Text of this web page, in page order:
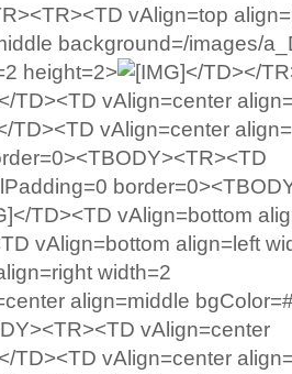
vAlign=top
background=/images/
height=2>
</TD></
TD><TD vAlign=center
TD><TD vAlign=center
</TD><TD vAlign=bottom
vAlign=bottom align=left
width=2
align=middle
vAlign=center
TD><TD vAlign=center